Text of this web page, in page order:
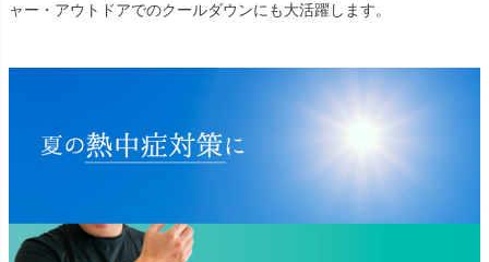
ャー・アウトドアでのクールダウンにも大活躍します。